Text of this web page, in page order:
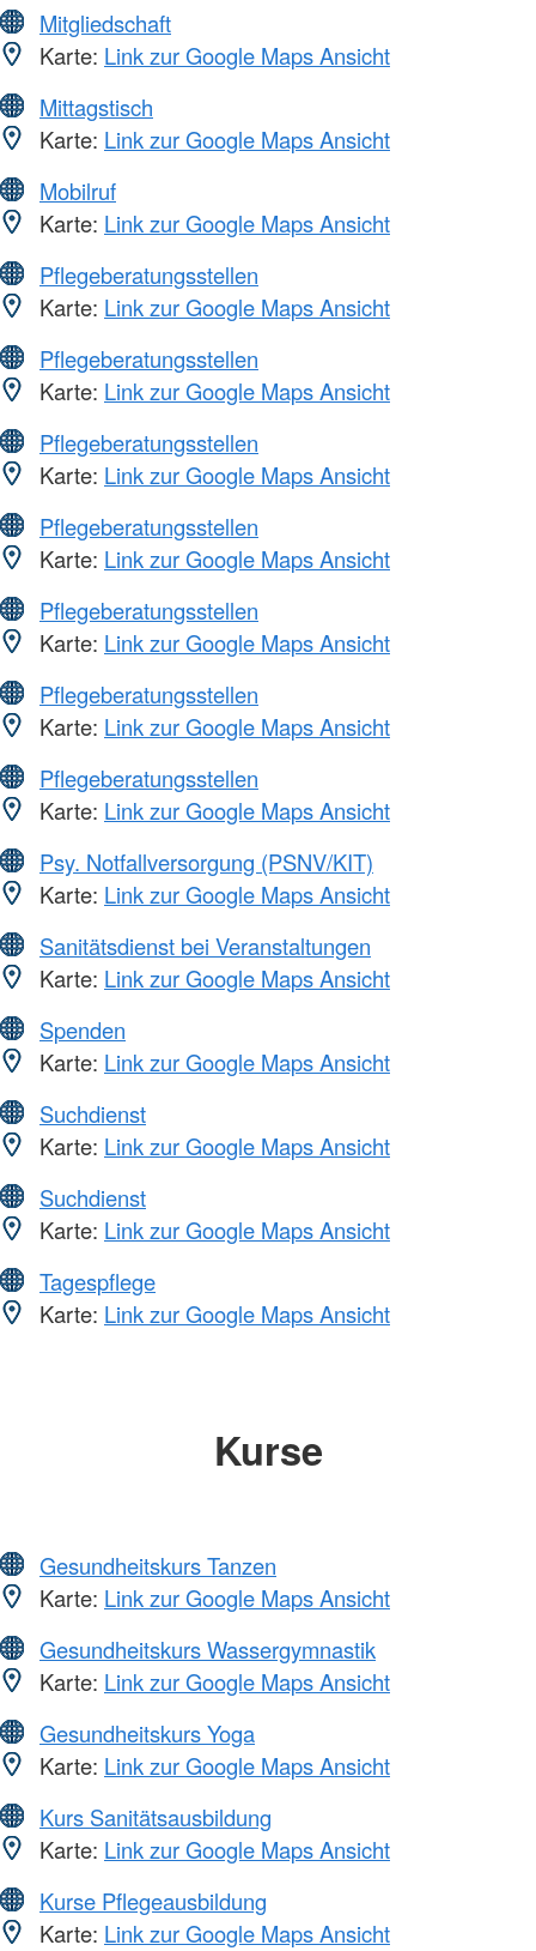
Mitgliedschaft
Karte: Link zur Google Maps Ansicht
Mittagstisch
Karte: Link zur Google Maps Ansicht
Mobilruf
Karte: Link zur Google Maps Ansicht
Pflegeberatungsstellen
Karte: Link zur Google Maps Ansicht
Pflegeberatungsstellen
Karte: Link zur Google Maps Ansicht
Pflegeberatungsstellen
Karte: Link zur Google Maps Ansicht
Pflegeberatungsstellen
Karte: Link zur Google Maps Ansicht
Pflegeberatungsstellen
Karte: Link zur Google Maps Ansicht
Pflegeberatungsstellen
Karte: Link zur Google Maps Ansicht
Pflegeberatungsstellen
Karte: Link zur Google Maps Ansicht
Psy. Notfallversorgung (PSNV/KIT)
Karte: Link zur Google Maps Ansicht
Sanitätsdienst bei Veranstaltungen
Karte: Link zur Google Maps Ansicht
Spenden
Karte: Link zur Google Maps Ansicht
Suchdienst
Karte: Link zur Google Maps Ansicht
Suchdienst
Karte: Link zur Google Maps Ansicht
Tagespflege
Karte: Link zur Google Maps Ansicht
Kurse
Gesundheitskurs Tanzen
Karte: Link zur Google Maps Ansicht
Gesundheitskurs Wassergymnastik
Karte: Link zur Google Maps Ansicht
Gesundheitskurs Yoga
Karte: Link zur Google Maps Ansicht
Kurs Sanitätsausbildung
Karte: Link zur Google Maps Ansicht
Kurse Pflegeausbildung
Karte: Link zur Google Maps Ansicht